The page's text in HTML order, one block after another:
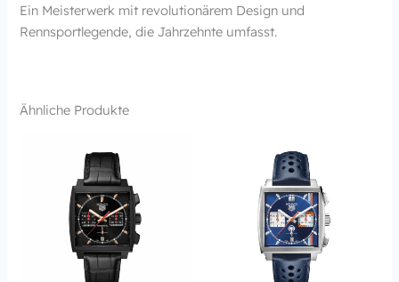
Ein Meisterwerk mit revolutionärem Design und
Rennsportlegende, die Jahrzehnte umfasst.
Ähnliche Produkte